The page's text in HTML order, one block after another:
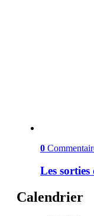
0
Les
Calendrier